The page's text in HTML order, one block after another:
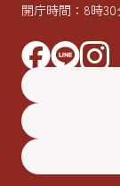
開庁時間：8時30